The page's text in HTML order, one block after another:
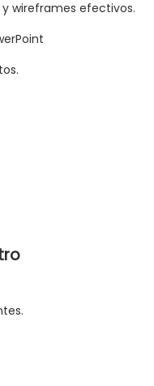
wireframes efectivos.